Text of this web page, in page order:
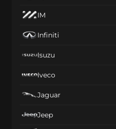
IM
Infiniti
Isuzu
Iveco
Jaguar
Jeep